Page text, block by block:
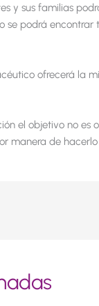
y sus familias
se podrá
ofrecerá la
el objetivo no
manera de